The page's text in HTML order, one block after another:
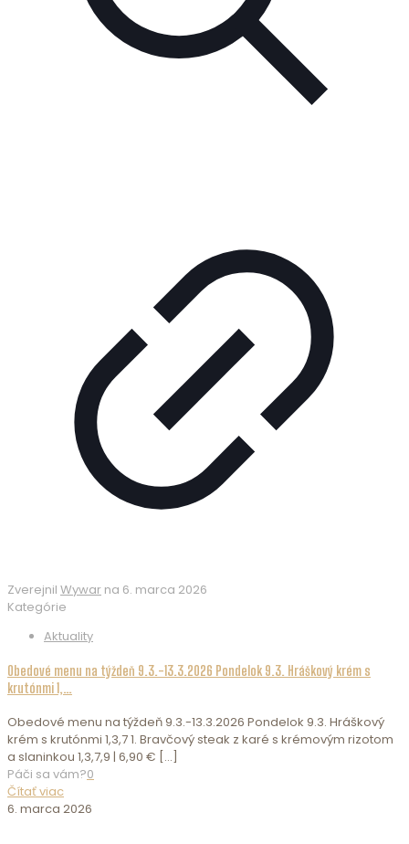
Zverejnil Wywar na 6. marca 2026
Kategórie
Aktuality
Obedové menu na týždeň 9.3.-13.3.2026 Pondelok 9.3. Hráškový krém s
krutónmi 1,…
Obedové menu na týždeň 9.3.-13.3.2026 Pondelok 9.3. Hráškový
krém s krutónmi 1,3,7 1. Bravčový steak z karé s krémovým rizotom
a slaninkou 1,3,7,9 | 6,90 € […]
Páči sa vám?0
Čítať viac
6. marca 2026